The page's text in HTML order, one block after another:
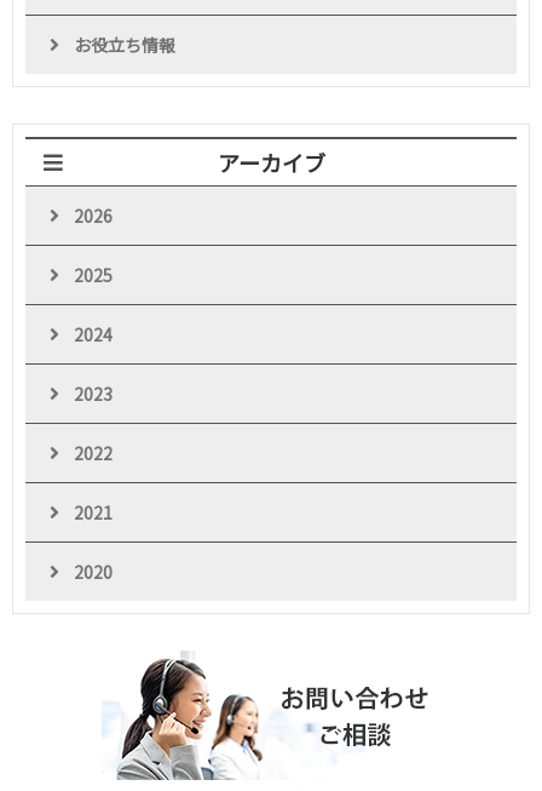
お役立ち情報
アーカイブ
2026
2025
2024
2023
2022
2021
2020